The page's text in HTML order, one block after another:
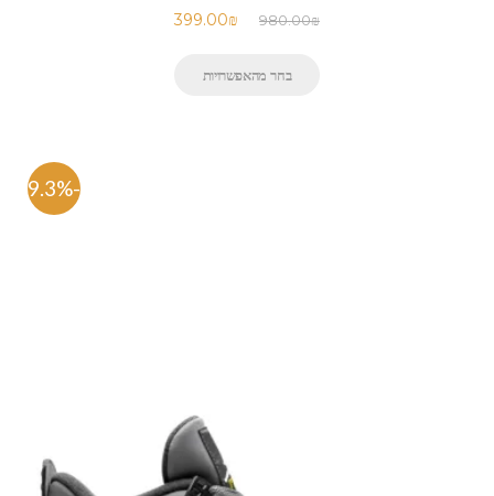
980.00₪
399.00₪
בחר מהאפשרויות
-59.3%